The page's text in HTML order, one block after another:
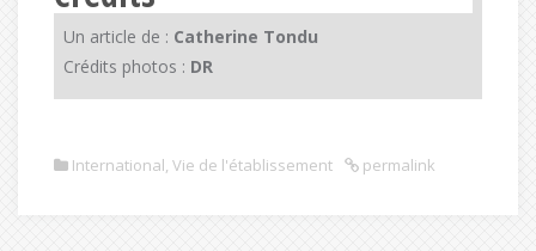
Un article de : Catherine Tondu
Crédits photos : DR
International, Vie de l'établissement permalink